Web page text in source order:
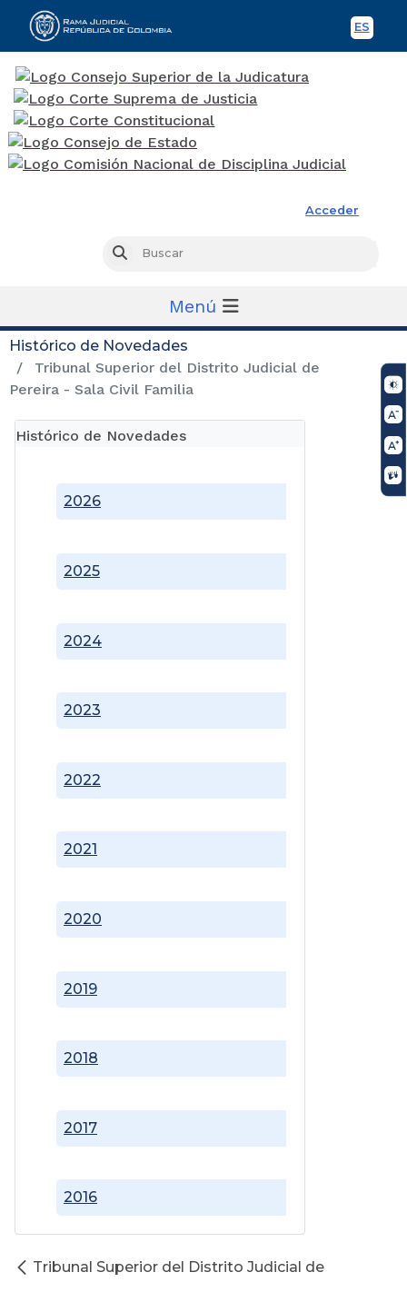
ES
Acceder
Buscar
Menú
Histórico de Novedades
Tribunal Superior del Distrito Judicial de
Pereira - Sala Civil Familia
Histórico de Novedades
2016
2017
2018
2019
2020
2021
2022
2023
2024
2025
2026
Tribunal Superior del Distrito Judicial de